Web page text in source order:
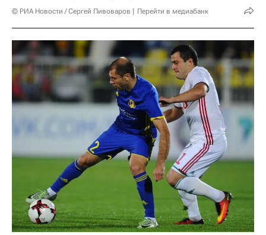
© РИА Новости / Сергей Пивоваров Перейти в медиабанк